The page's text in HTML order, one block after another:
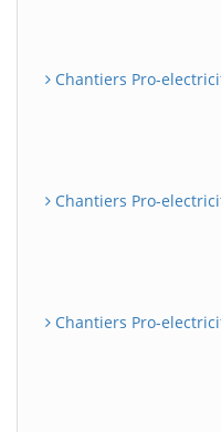
Chantiers Pro-
Chantiers Pro-
Chantiers Pro-